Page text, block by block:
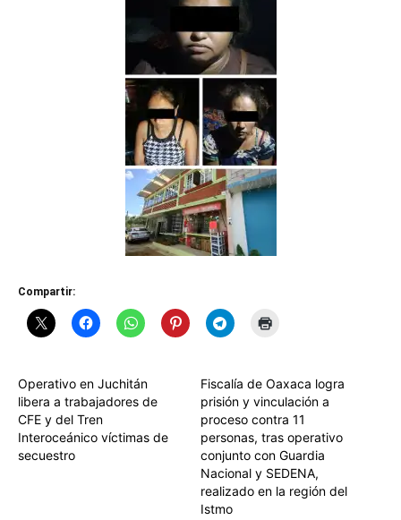
Compartir:
Operativo en Juchitán
libera a trabajadores de
CFE y del Tren
Interoceánico víctimas de
secuestro
Fiscalía de Oaxaca logra
prisión y vinculación a
proceso contra 11
personas, tras operativo
conjunto con Guardia
Nacional y SEDENA,
realizado en la región del
Istmo